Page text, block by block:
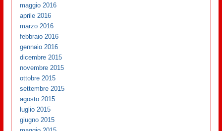
maggio 2016
aprile 2016
marzo 2016
febbraio 2016
gennaio 2016
dicembre 2015
novembre 2015
ottobre 2015
settembre 2015
agosto 2015
luglio 2015
giugno 2015